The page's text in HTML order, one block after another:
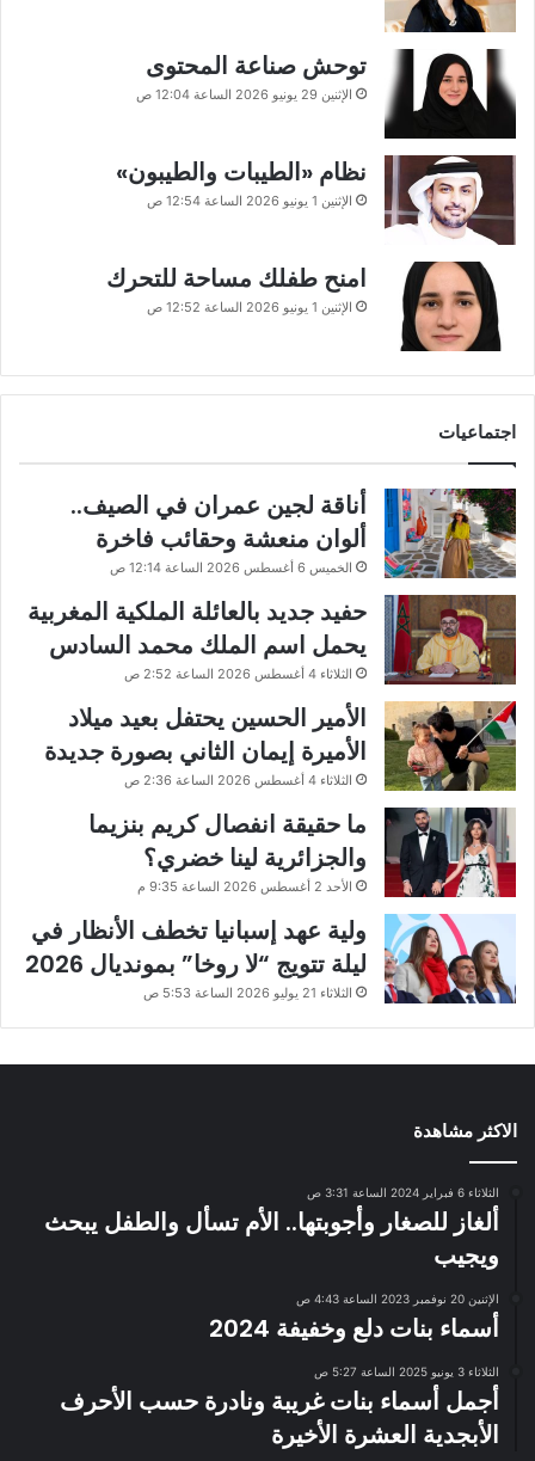
توحش صناعة المحتوى
الإثنين 29 يونيو 2026 الساعة 12:04 ص
نظام «الطيبات والطيبون»
الإثنين 1 يونيو 2026 الساعة 12:54 ص
امنح طفلك مساحة للتحرك
الإثنين 1 يونيو 2026 الساعة 12:52 ص
اجتماعيات
أناقة لجين عمران في الصيف..
ألوان منعشة وحقائب فاخرة
الخميس 6 أغسطس 2026 الساعة 12:14 ص
حفيد جديد بالعائلة الملكية المغربية
يحمل اسم الملك محمد السادس
الثلاثاء 4 أغسطس 2026 الساعة 2:52 ص
الأمير الحسين يحتفل بعيد ميلاد
الأميرة إيمان الثاني بصورة جديدة
الثلاثاء 4 أغسطس 2026 الساعة 2:36 ص
ما حقيقة انفصال كريم بنزيما
والجزائرية لينا خضري؟
الأحد 2 أغسطس 2026 الساعة 9:35 م
ولية عهد إسبانيا تخطف الأنظار في
ليلة تتويج “لا روخا” بمونديال 2026
الثلاثاء 21 يوليو 2026 الساعة 5:53 ص
الاكثر مشاهدة
الثلاثاء 6 فبراير 2024 الساعة 3:31 ص
ألغاز للصغار وأجوبتها.. الأم تسأل والطفل يبحث
ويجيب
الإثنين 20 نوفمبر 2023 الساعة 4:43 ص
أسماء بنات دلع وخفيفة 2024
الثلاثاء 3 يونيو 2025 الساعة 5:27 ص
أجمل أسماء بنات غريبة ونادرة حسب الأحرف
الأبجدية العشرة الأخيرة